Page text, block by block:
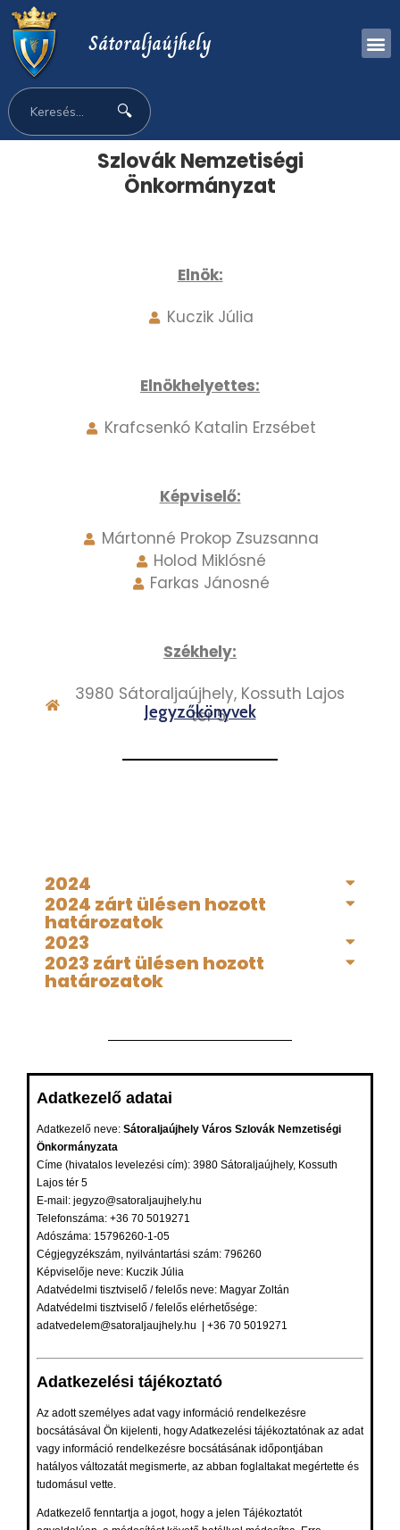
Sátoraljaújhely
🔍
Szlovák Nemzetiségi
Önkormányzat
Elnök:
Kuczik Júlia
Elnökhelyettes:
Krafcsenkó Katalin Erzsébet
Képviselő:
Mártonné Prokop Zsuzsanna
Holod Miklósné
Farkas Jánosné
Székhely:
3980 Sátoraljaújhely, Kossuth Lajos
tér 5.
Jegyzőkönyvek
2024
2024 zárt ülésen hozott
határozatok
2023
2023 zárt ülésen hozott
határozatok